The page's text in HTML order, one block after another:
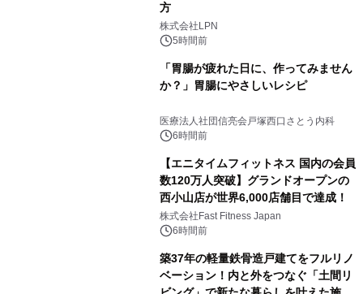
方
株式会社LPN
5時間前
「胃腸が疲れた日に、作ってみません
か？」胃腸にやさしいレシピ
医療法人社団信亮会戸塚西口さとう内科
6時間前
【エニタイムフィットネス 国内の会員
数120万人突破】グランドオープンの
西小山店が世界6,000店舗目で達成！
株式会社Fast Fitness Japan
6時間前
築37年の軽量鉄骨造戸建てをフルリノ
ベーション！内と外をつなぐ「土間リ